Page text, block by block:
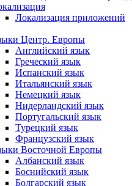
Локализация приложений
Центр. Европы
Английский язык
Греческий язык
Испанский язык
Итальянский язык
Немецкий язык
Нидерландский язык
Португальский язык
Турецкий язык
Французский язык
Восточной Европы
Албанский язык
Боснийский язык
Болгарский язык